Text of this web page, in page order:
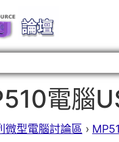
電腦
微型電腦討論區 ›